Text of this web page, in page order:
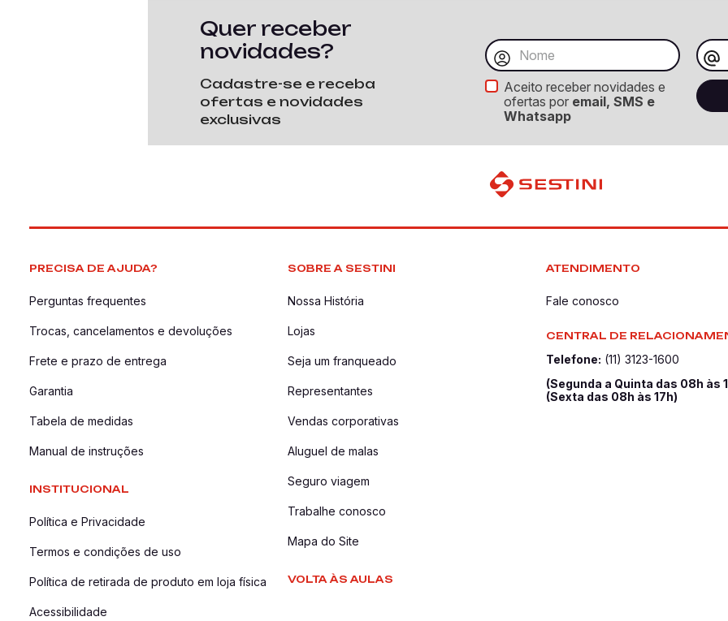
Quer receber
novidades?
Cadastre-se e receba
ofertas e novidades
exclusivas
Aceito receber novidades e
ofertas por email, SMS e
Whatsapp
PRECISA DE AJUDA?
Perguntas frequentes
Trocas, cancelamentos e devoluções
Frete e prazo de entrega
Garantia
Tabela de medidas
Manual de instruções
INSTITUCIONAL
Política e Privacidade
Termos e condições de uso
Política de retirada de produto em loja física
Acessibilidade
SOBRE A SESTINI
Nossa História
Lojas
Seja um franqueado
Representantes
Vendas corporativas
Aluguel de malas
Seguro viagem
Trabalhe conosco
Mapa do Site
VOLTA ÀS AULAS
ATENDIMENTO
Fale conosco
CENTRAL DE
Telefone: (11) 3123-1600
(Segunda a Quinta das 08h às
(Sexta das 08h às 17h)